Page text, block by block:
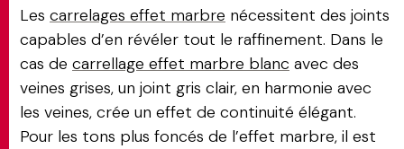
Les carrelages effet marbre nécessitent des joints
capables d’en révéler tout le raffinement. Dans le
cas de carrellage effet marbre blanc avec des
veines grises, un joint gris clair, en harmonie avec
les veines, crée un effet de continuité élégant.
Pour les tons plus foncés de l’effet marbre, il est